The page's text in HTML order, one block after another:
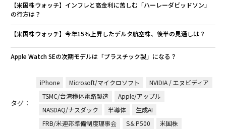
【米国株ウォッチ】インフレと高金利に苦しむ「ハーレーダビッドソン」
の行方は？
【米国株ウォッチ】今年15％上昇したデルタ航空株、後半の見通しは？
Apple Watch SEの次期モデルは「プラスチック製」になる？
タグ：
iPhone Microsoft/マイクロソフト
NVIDIA / エヌビディア
TSMC/台湾積体電路製造
Apple/アップル
NASDAQ/ナスダック
半導体
生成AI
FRB/米連邦準備制度理事会
S＆P500 米国株